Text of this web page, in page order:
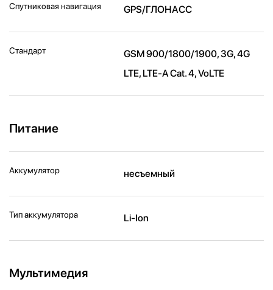
Спутниковая навигация GPS/ГЛОНАСС
Стандарт
GSM 900/1800/1900, 3G, 4G
LTE, LTE-A Cat. 4, VoLTE
Питание
Аккумулятор несъемный
Тип аккумулятора Li-Ion
Мультимедия